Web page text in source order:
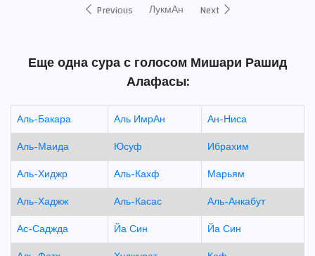
Previous ЛукмАн Next
Еще одна сура с голосом Мишари Рашид
Алафасы:
Аль-Бакара Аль ИмрАн
Ан-Ниса
Аль-Маида
Юсуф
Ибрахим
Аль-Хиджр
Аль-Кахф
Марьям
Аль-Хаджж
Аль-Касас
Аль-Анкабут
Ас-Саджда
Йа Син
Йа Син